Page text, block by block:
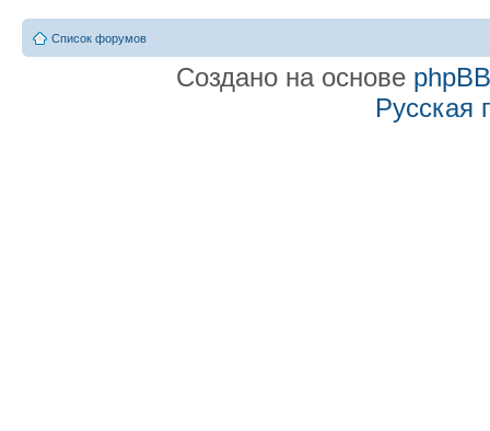
Список форумов
Создано на основе phpBB
Русская